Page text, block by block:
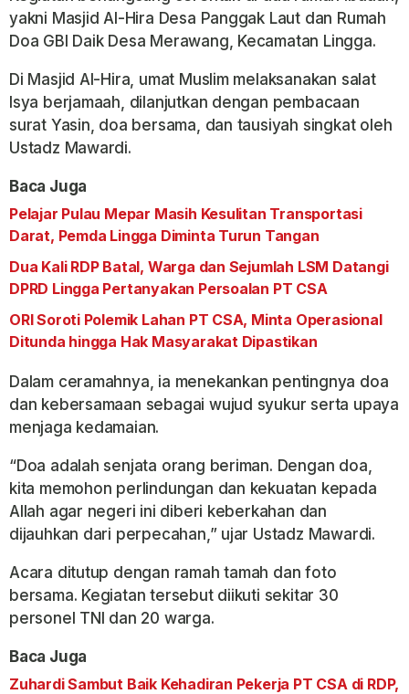
yakni Masjid Al-Hira Desa Panggak Laut dan Rumah
Doa GBI Daik Desa Merawang, Kecamatan Lingga.
Di Masjid Al-Hira, umat Muslim melaksanakan salat
Isya berjamaah, dilanjutkan dengan pembacaan
surat Yasin, doa bersama, dan tausiyah singkat oleh
Ustadz Mawardi.
Baca Juga
Pelajar Pulau Mepar Masih Kesulitan Transportasi
Darat, Pemda Lingga Diminta Turun Tangan
Dua Kali RDP Batal, Warga dan Sejumlah LSM Datangi
DPRD Lingga Pertanyakan Persoalan PT CSA
ORI Soroti Polemik Lahan PT CSA, Minta Operasional
Ditunda hingga Hak Masyarakat Dipastikan
Dalam ceramahnya, ia menekankan pentingnya doa
dan kebersamaan sebagai wujud syukur serta upaya
menjaga kedamaian.
“Doa adalah senjata orang beriman. Dengan doa,
kita memohon perlindungan dan kekuatan kepada
Allah agar negeri ini diberi keberkahan dan
dijauhkan dari perpecahan,” ujar Ustadz Mawardi.
Acara ditutup dengan ramah tamah dan foto
bersama. Kegiatan tersebut diikuti sekitar 30
personel TNI dan 20 warga.
Baca Juga
Zuhardi Sambut Baik Kehadiran Pekerja PT CSA di RDP,